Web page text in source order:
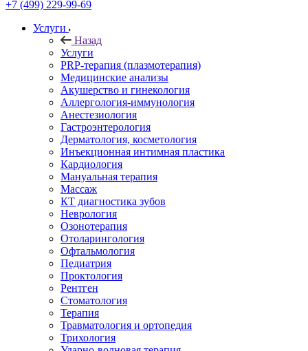
+7 (499) 229-99-69
Услуги
Назад
Услуги
PRP-терапия (плазмотерапия)
Медицинские анализы
Акушерство и гинекология
Аллергология-иммунология
Анестезиология
Гастроэнтерология
Дерматология, косметология
Инъекционная интимная пластика
Кардиология
Мануальная терапия
Массаж
КТ диагностика зубов
Неврология
Озонотерапия
Отоларингология
Офтальмология
Педиатрия
Проктология
Рентген
Стоматология
Терапия
Травматология и ортопедия
Трихология